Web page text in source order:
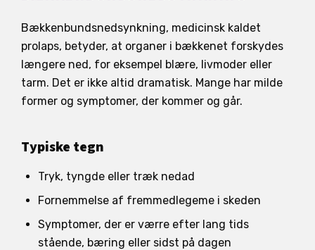
Bækkenbundsnedsynkning, medicinsk kaldet
prolaps, betyder, at organer i bækkenet forskydes
længere ned, for eksempel blære, livmoder eller
tarm. Det er ikke altid dramatisk. Mange har milde
former og symptomer, der kommer og går.
Typiske tegn
Tryk, tyngde eller træk nedad
Fornemmelse af fremmedlegeme i skeden
Symptomer, der er værre efter lang tids
stående, bæring eller sidst på dagen